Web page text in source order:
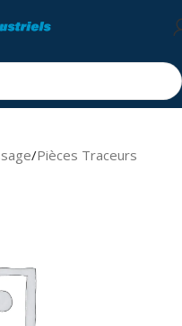
/Pièces Traceurs